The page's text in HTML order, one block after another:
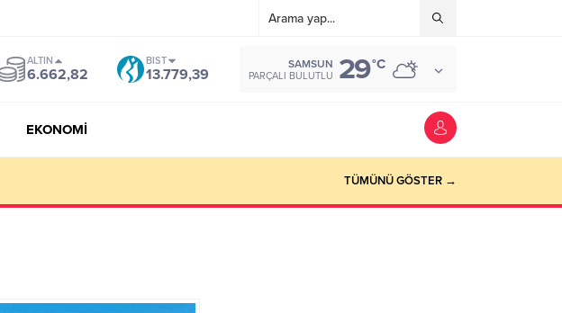
ALTIN
6.662,82
BIST
13.779,39
SAMSUN
PARÇALI BULUTLU 29°C
EKONOMİ
TÜMÜNÜ GÖSTER →